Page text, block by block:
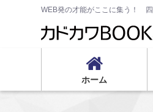
WEB発の才能がここに集う！ 四
ホーム